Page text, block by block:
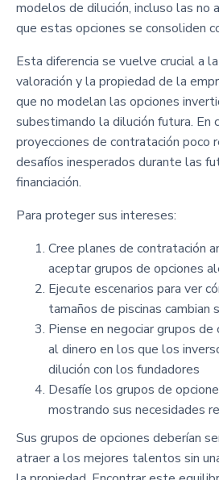
modelos de dilución, incluso las no
que estas opciones se consoliden
Esta diferencia se vuelve crucial a
valoración y la propiedad de la
que no modelan las opciones
subestimando la dilución futura. En
proyecciones de contratación poco
desafíos inesperados durante las
financiación.
Para proteger sus intereses:
Cree planes de contratación
aceptar grupos de opciones
Ejecute escenarios para ver
tamaños de piscinas cambian
Piense en negociar grupos
al dinero en los que los
dilución con los fundadores
Desafíe los grupos de
mostrando sus necesidades
Sus grupos de opciones deberían
atraer a los mejores talentos sin